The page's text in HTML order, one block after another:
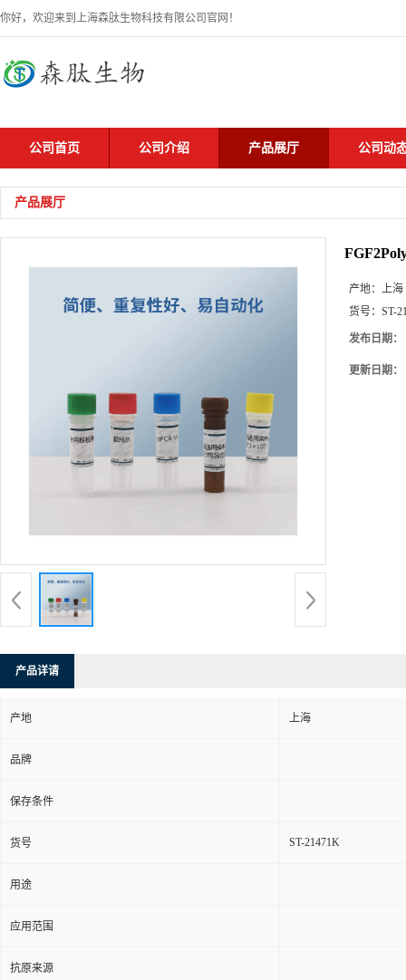
你好，欢迎来到上海森肽生物科技有限公司官网！
公司首页 公司介绍 产品展厅 公司动
产品展厅
产地： 上海
货号： ST-
发布日期：
更新日期：
产品详请
产地 上海
品牌
保存条件
货号 ST-21471K
用途
应用范围
抗原来源